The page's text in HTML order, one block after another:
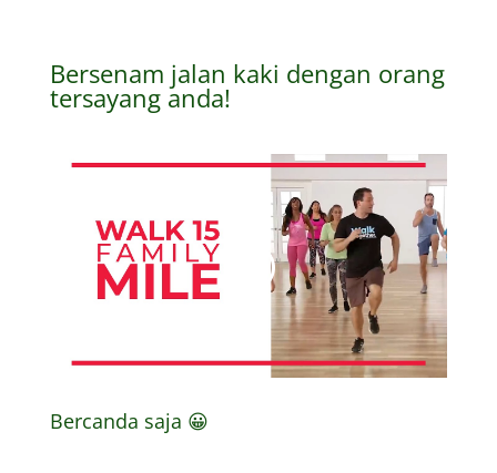
Bersenam jalan kaki dengan orang
tersayang anda!
Bercanda saja 😀